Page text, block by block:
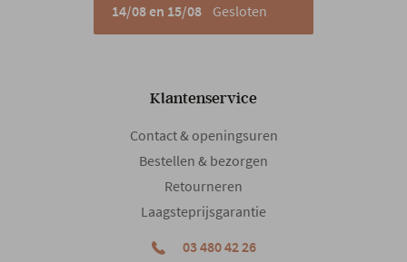
14/08 en 15/08 Gesloten
Klantenservice
Contact & openingsuren
Bestellen & bezorgen
Retourneren
Laagsteprijsgarantie
03 480 42 26